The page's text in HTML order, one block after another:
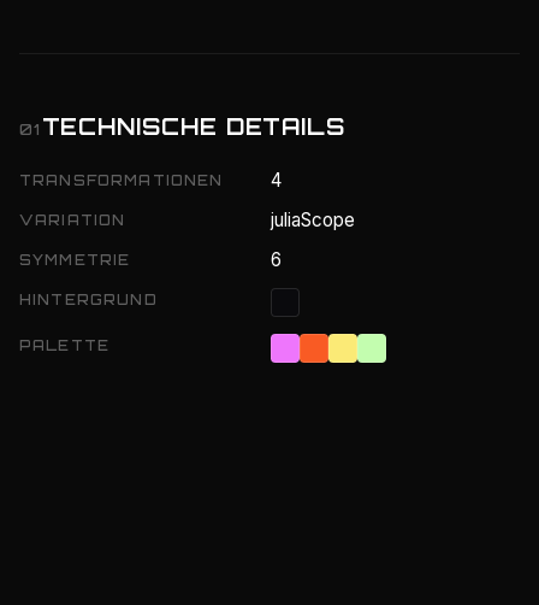
01 TECHNISCHE DETAILS
TRANSFORMATIONEN 4
VARIATION juliaScope
SYMMETRIE 6
HINTERGRUND
PALETTE